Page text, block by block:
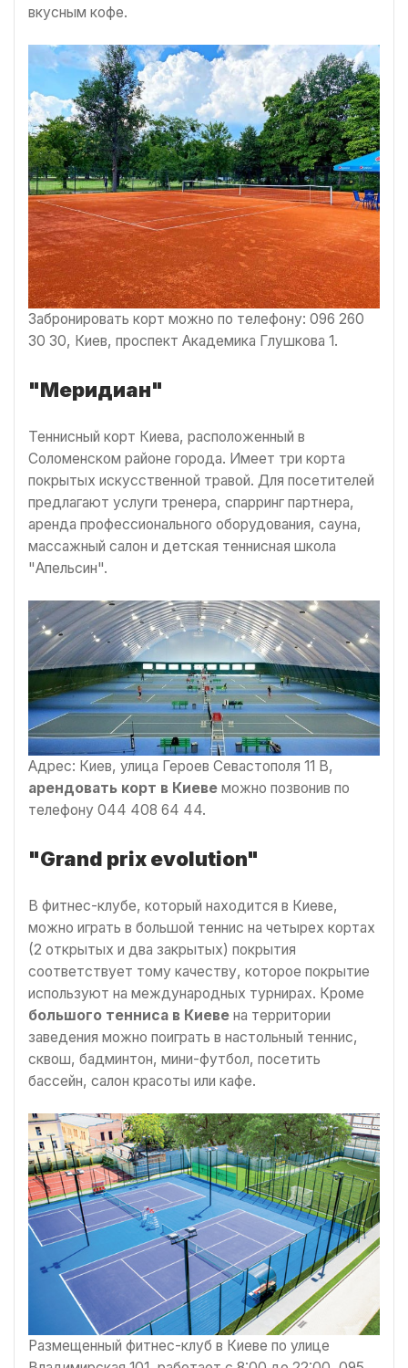
вкусным кофе.
Забронировать корт можно по телефону: 096 260
30 30, Киев, проспект Академика Глушкова 1.
"Меридиан"
Теннисный корт Киева, расположенный в
Соломенском районе города. Имеет три корта
покрытых искусственной травой. Для посетителей
предлагают услуги тренера, спарринг партнера,
аренда профессионального оборудования, сауна,
массажный салон и детская теннисная школа
"Апельсин".
Адрес: Киев, улица Героев Севастополя 11 В,
арендовать корт в Киеве можно позвонив по
телефону 044 408 64 44.
"Grand prix evolution"
В фитнес-клубе, который находится в Киеве,
можно играть в большой теннис на четырех кортах
(2 открытых и два закрытых) покрытия
соответствует тому качеству, которое покрытие
используют на международных турнирах. Кроме
большого тенниса в Киеве на территории
заведения можно поиграть в настольный теннис,
сквош, бадминтон, мини-футбол, посетить
бассейн, салон красоты или кафе.
Размещенный фитнес-клуб в Киеве по улице